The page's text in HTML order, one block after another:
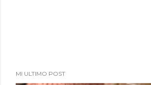
MI ULTIMO POST